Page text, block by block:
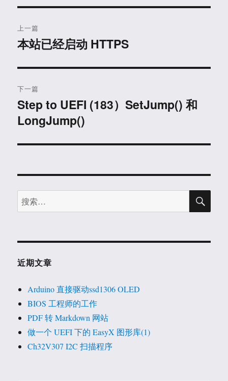
章
航
上一篇
上
文
章：
本站已经启动 HTTPS
下一篇
下
篇
章：
Step to UEFI (183）SetJump() 和
LongJump()
搜
索：
搜
近期文章
Arduino 直接驱动ssd1306 OLED
BIOS 工程师的工作
PDF 转 Markdown 网站
做一个 UEFI 下的 EasyX 图形库(1)
Ch32V307 I2C 扫描程序